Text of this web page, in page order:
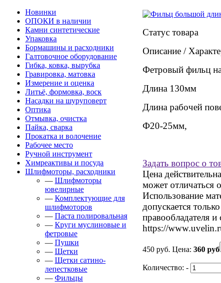
Новинки
ОПОКИ в наличии
Камни синтетические
Упаковка
Бормашины и расходники
Галтовочное оборудование
Гибка, ковка, вырубка
Гравировка, матовка
Измерение и оценка
Литьё, формовка, воск
Насадки на шуруповерт
Оптика
Отмывка, очистка
Пайка, сварка
Прокатка и волочение
Рабочее место
Ручной инструмент
Химреактивы и посуда
Шлифмоторы, расходники
— Шлифмоторы
ювелирные
— Комплектующие для
шлифмоторов
— Паста полировальная
— Круги муслиновые и
фетровые
— Пушки
— Щетки
— Щетки сатино-
лепестковые
— Фильцы
Статус товара
Описание /
Фетровый фильц
Длина 130мм
Длина рабочей
Ф20-25мм,
Задать вопрос о
Цена
может отличаться
Использование
допускается
правообладателя
https://
450 руб. Цена: 360 руб
Количество: -